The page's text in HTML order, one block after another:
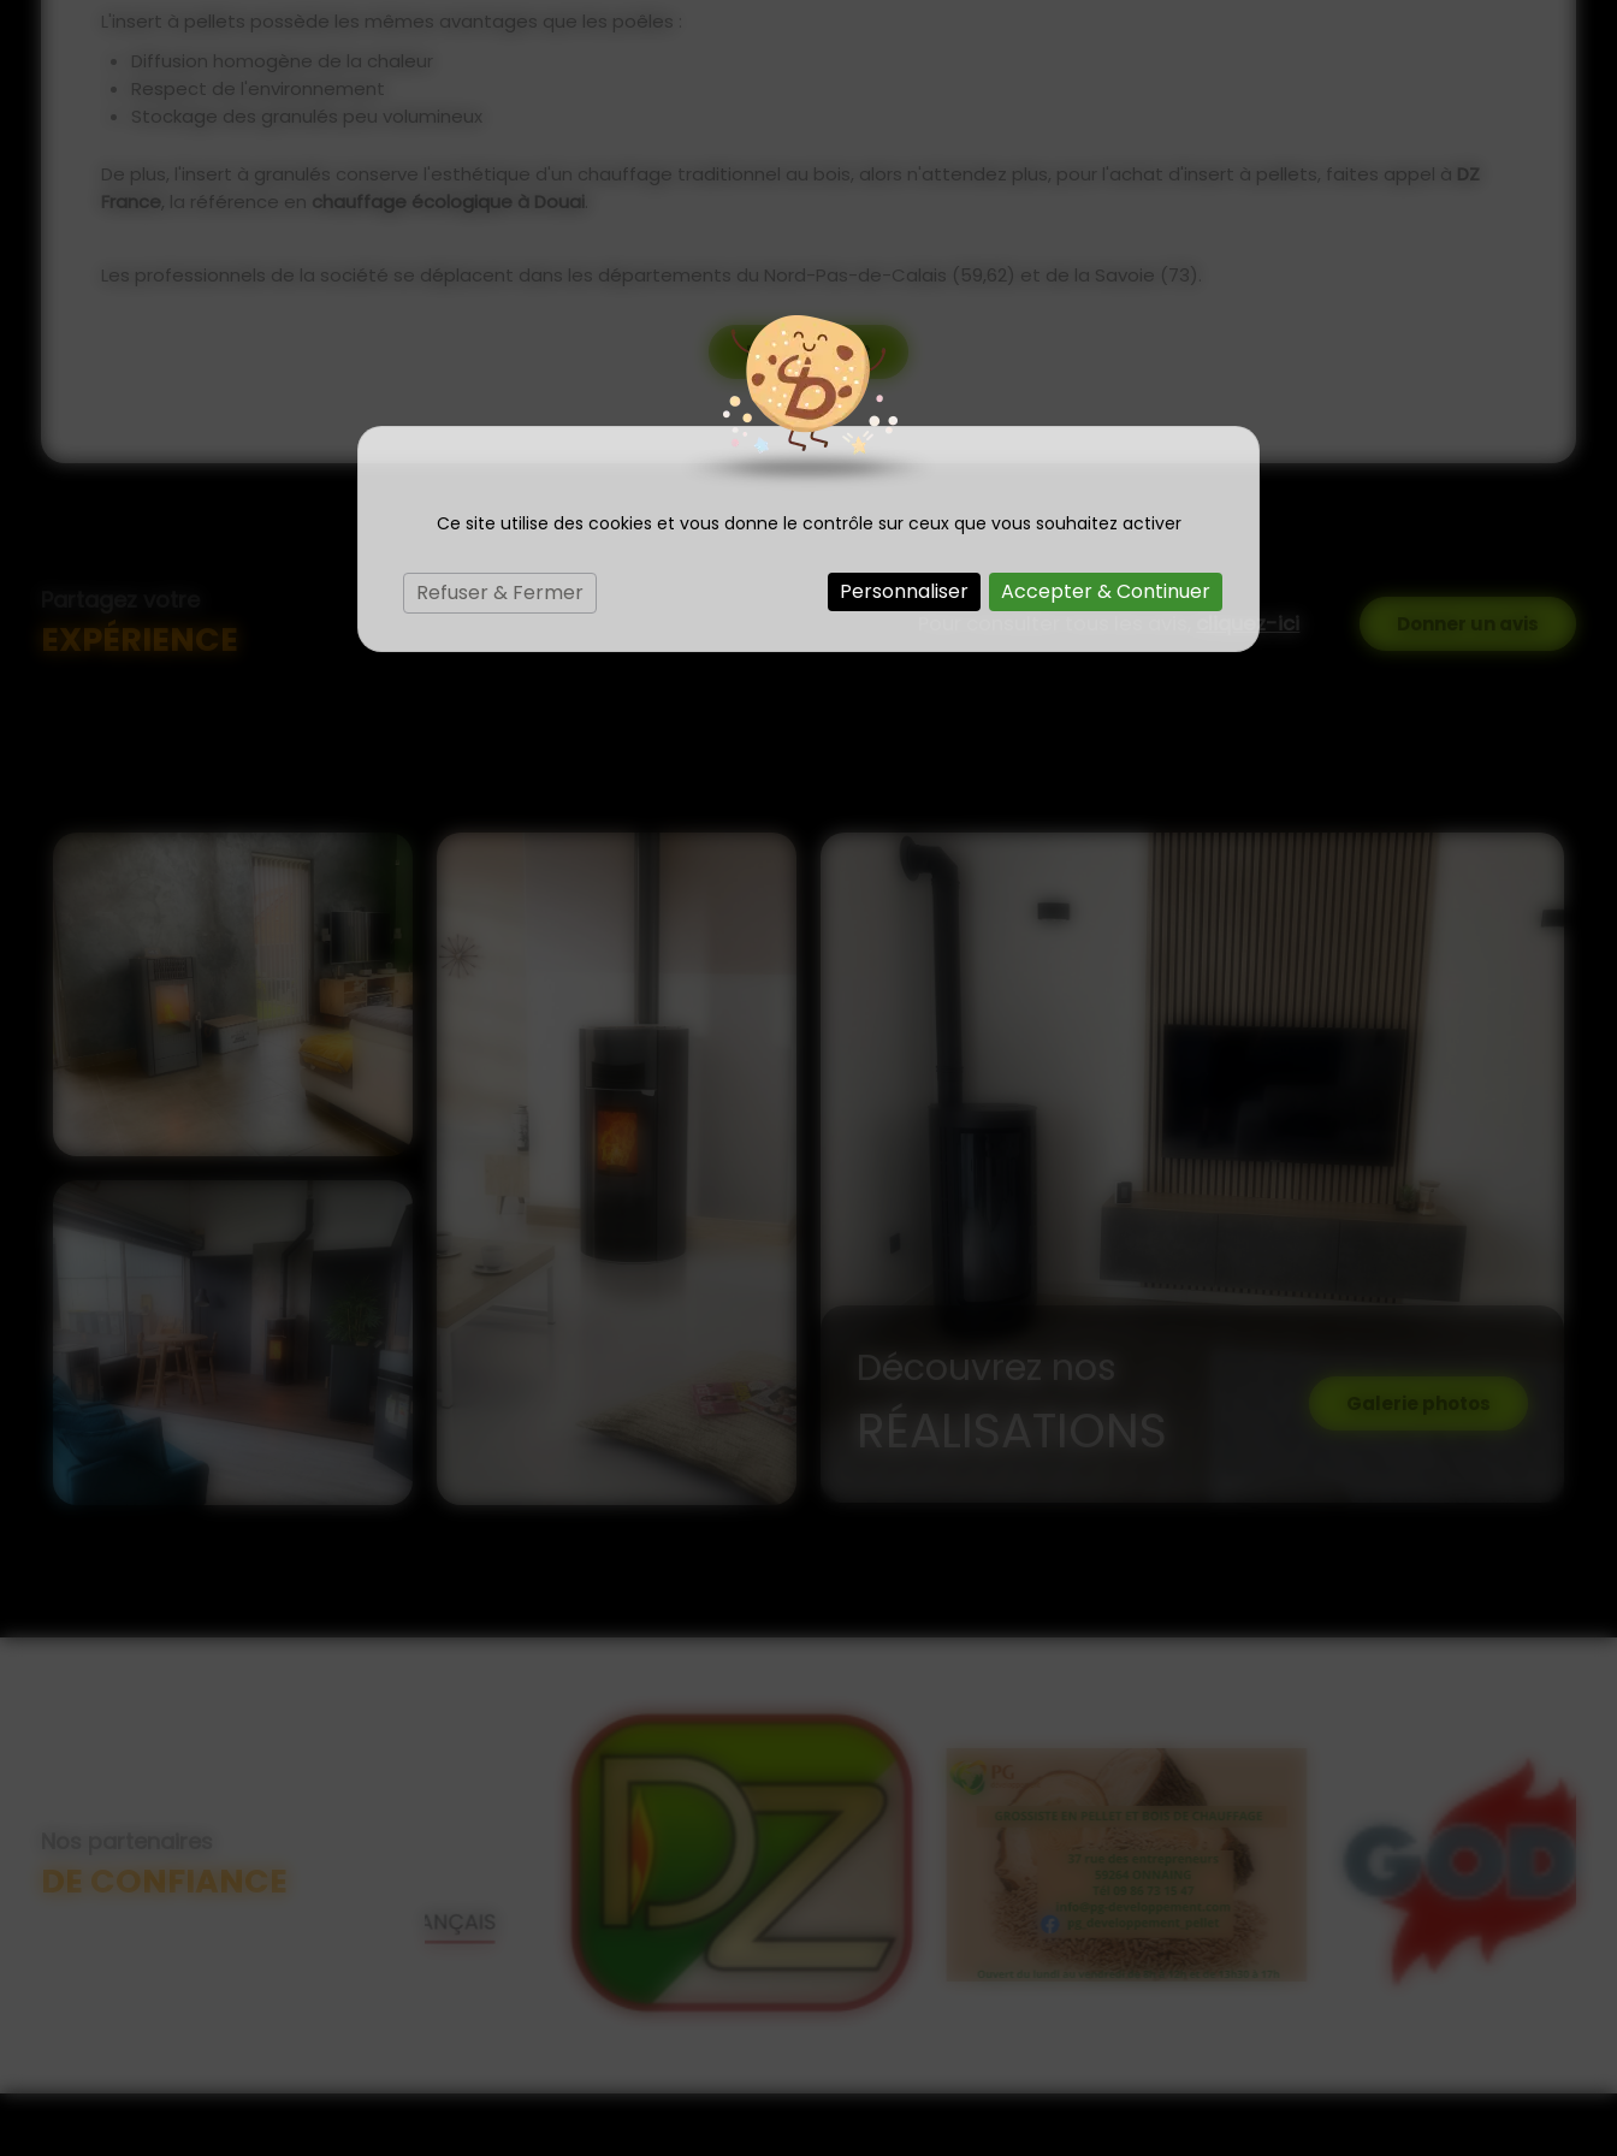
Ce site utilise des cookies et vous donne le contrôle sur ceux que vous souhaitez activer
Accepter & Continuer
Refuser & Fermer Personnaliser
L'insert à pellets possède les mêmes avantages que les poêles :
Diffusion homogène de la chaleur
Respect de l'environnement
Stockage des granulés peu volumineux
De plus, l'insert à granulés conserve l'esthétique d'un chauffage traditionnel au bois, alors n'attendez plus, pour l'achat d'insert à pellets, faites appel à DZ
France, la référence en chauffage écologique à Douai
Les professionnels de la société se déplacent dans les départements du Nord-Pas-de-Calais (59,62) et de la Savoie (73).
Devis gratuit
EXPÉRIENCE cliquez-ici
Découvrez nos
RÉALISATIONS
DE CONFIANCE